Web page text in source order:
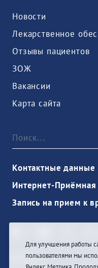
Новости
Лекарственное
Отзывы пациентов
ЗОЖ
Вакансии
Карта сайта
Контактные данные
Интернет-Приёмная
Запись на прием к
Войти
Для улучшения работы
пользователями мы